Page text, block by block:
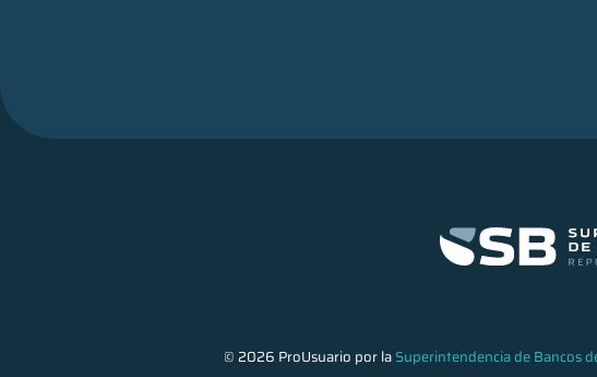
© 2026 ProUsuario por laSuperintendencia de Bancos